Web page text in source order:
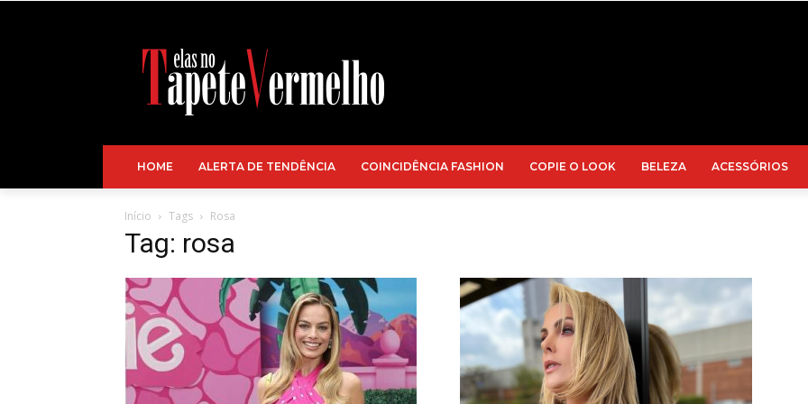
HOME ALERTA DE TENDÊNCIA COINCIDÊNCIA FASHION COPIE O LOOK BELEZA ACESSÓRIOS
Início Tags Rosa
Tag: rosa